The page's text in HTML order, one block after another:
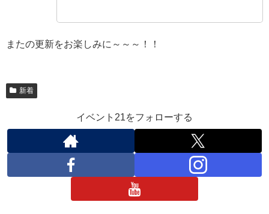
またの更新をお楽しみに～～～！！
新着
イベント21をフォローする